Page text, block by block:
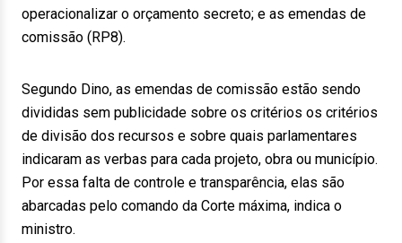
operacionalizar o orçamento secreto; e as emendas de
comissão (RP8).
Segundo Dino, as emendas de comissão estão sendo
divididas sem publicidade sobre os critérios os critérios
de divisão dos recursos e sobre quais parlamentares
indicaram as verbas para cada projeto, obra ou município.
Por essa falta de controle e transparência, elas são
abarcadas pelo comando da Corte máxima, indica o
ministro.